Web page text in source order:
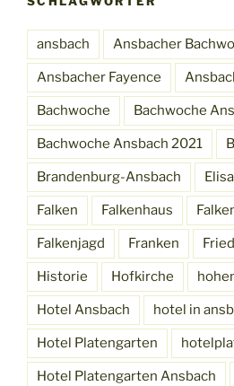
ansbach Ansbacher
Ansbacher Fayence
Bachwoche Bachwoche
Bachwoche Ansbach 2021
Brandenburg-Ansbach
Falken Falkenhaus
Falkenjagd Franken
Historie Hofkirche
Hotel Ansbach hotel in
Hotel Platengarten
Hotel Platengarten Ansbach